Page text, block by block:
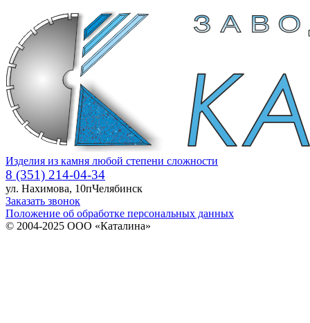
Изделия из камня любой степени сложности
8 (351) 214-04-34
ул. Нахимова, 10пЧелябинск
Заказать звонок
Положение об обработке персональных данных
© 2004-2025 ООО «Каталина»